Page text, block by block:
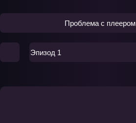
Проблема с плеером
Эпизод 1